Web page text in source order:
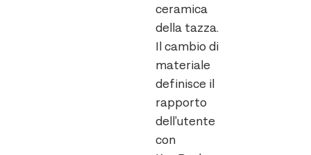
ceramica
della tazza.
Il cambio di
materiale
definisce il
rapporto
dell’utente
con